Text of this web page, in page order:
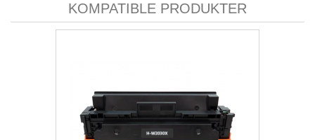
KOMPATIBLE PRODUKTER